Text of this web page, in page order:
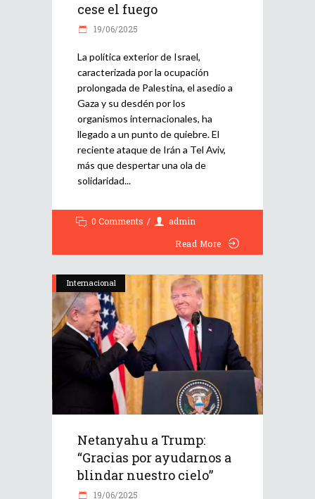
cese el fuego
19/06/2025
La política exterior de Israel,
caracterizada por la ocupación
prolongada de Palestina, el asedio a
Gaza y su desdén por los
organismos internacionales, ha
llegado a un punto de quiebre. El
reciente ataque de Irán a Tel Aviv,
más que despertar una ola de
solidaridad
0 Comments
admin
Read More
Internacional
Netanyahu a Trump:
“Gracias por ayudarnos a
blindar nuestro cielo”
19/06/2025